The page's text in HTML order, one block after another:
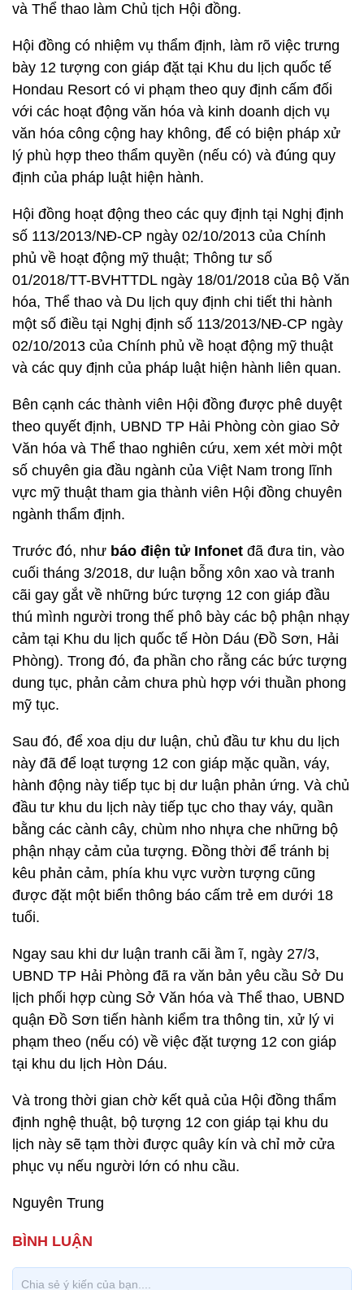
và Thể thao làm Chủ tịch Hội đồng.
Hội đồng có nhiệm vụ thẩm định, làm rõ việc trưng
bày 12 tượng con giáp đặt tại Khu du lịch quốc tế
Hondau Resort có vi phạm theo quy định cấm đối
với các hoạt động văn hóa và kinh doanh dịch vụ
văn hóa công cộng hay không, để có biện pháp xử
lý phù hợp theo thẩm quyền (nếu có) và đúng quy
định của pháp luật hiện hành.
Hội đồng hoạt động theo các quy định tại Nghị định
số 113/2013/NĐ-CP ngày 02/10/2013 của Chính
phủ về hoạt động mỹ thuật; Thông tư số
01/2018/TT-BVHTTDL ngày 18/01/2018 của Bộ Văn
hóa, Thể thao và Du lịch quy định chi tiết thi hành
một số điều tại Nghị định số 113/2013/NĐ-CP ngày
02/10/2013 của Chính phủ về hoạt động mỹ thuật
và các quy định của pháp luật hiện hành liên quan.
Bên cạnh các thành viên Hội đồng được phê duyệt
theo quyết định, UBND TP Hải Phòng còn giao Sở
Văn hóa và Thể thao nghiên cứu, xem xét mời một
số chuyên gia đầu ngành của Việt Nam trong lĩnh
vực mỹ thuật tham gia thành viên Hội đồng chuyên
ngành thẩm định.
Trước đó, như báo điện tử Infonet đã đưa tin, vào
cuối tháng 3/2018, dư luận bỗng xôn xao và tranh
cãi gay gắt về những bức tượng 12 con giáp đầu
thú mình người trong thế phô bày các bộ phận nhạy
cảm tại Khu du lịch quốc tế Hòn Dáu (Đồ Sơn, Hải
Phòng). Trong đó, đa phần cho rằng các bức tượng
dung tục, phản cảm chưa phù hợp với thuần phong
mỹ tục.
Sau đó, để xoa dịu dư luận, chủ đầu tư khu du lịch
này đã để loạt tượng 12 con giáp mặc quần, váy,
hành động này tiếp tục bị dư luận phản ứng. Và chủ
đầu tư khu du lịch này tiếp tục cho thay váy, quần
bằng các cành cây, chùm nho nhựa che những bộ
phận nhạy cảm của tượng. Đồng thời để tránh bị
kêu phản cảm, phía khu vực vườn tượng cũng
được đặt một biển thông báo cấm trẻ em dưới 18
tuổi.
Ngay sau khi dư luận tranh cãi ầm ĩ, ngày 27/3,
UBND TP Hải Phòng đã ra văn bản yêu cầu Sở Du
lịch phối hợp cùng Sở Văn hóa và Thể thao, UBND
quận Đồ Sơn tiến hành kiểm tra thông tin, xử lý vi
phạm theo (nếu có) về việc đặt tượng 12 con giáp
tại khu du lịch Hòn Dáu.
Và trong thời gian chờ kết quả của Hội đồng thẩm
định nghệ thuật, bộ tượng 12 con giáp tại khu du
lịch này sẽ tạm thời được quây kín và chỉ mở cửa
phục vụ nếu người lớn có nhu cầu.
Nguyên Trung